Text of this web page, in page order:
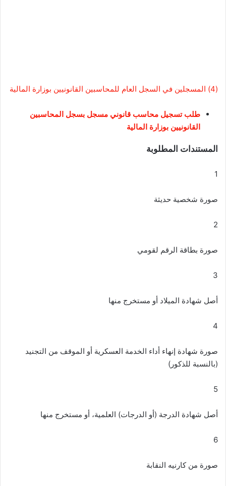
(4) المسجلين في السجل العام للمحاسبين القانونيين بوزارة المالية
طلب تسجيل محاسب قانوني مسجل بسجل المحاسبين
القانونيين بوزارة المالية
المستندات المطلوبة
1
صورة شخصية حديثة
2
صورة بطاقة الرقم لقومي
3
أصل شهادة الميلاد أو مستخرج منها
4
صورة شهادة إنهاء أداء الخدمة العسكرية أو الموقف من التجنيد
(بالنسبة للذكور)
5
أصل شهادة الدرجة (أو الدرجات) العلمية، أو مستخرج منها
6
صورة من كارنيه النقابة